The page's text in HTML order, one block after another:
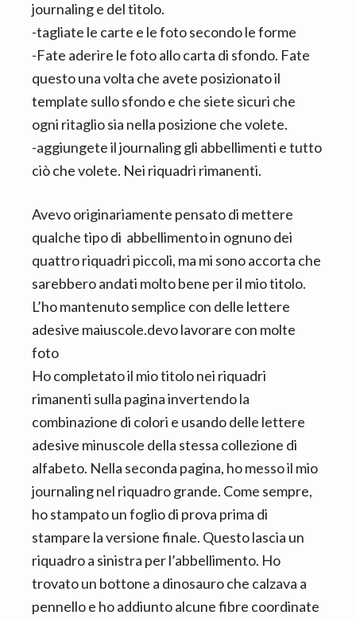
journaling e del titolo.
-tagliate le carte e le foto secondo le forme
-Fate aderire le foto allo carta di sfondo. Fate
questo una volta che avete posizionato il
template sullo sfondo e che siete sicuri che
ogni ritaglio sia nella posizione che volete.
-aggiungete il journaling gli abbellimenti e tutto
ciò che volete. Nei riquadri rimanenti.
Avevo originariamente pensato di mettere
qualche tipo di abbellimento in ognuno dei
quattro riquadri piccoli, ma mi sono accorta che
sarebbero andati molto bene per il mio titolo.
L’ho mantenuto semplice con delle lettere
adesive maiuscole.devo lavorare con molte
foto
Ho completato il mio titolo nei riquadri
rimanenti sulla pagina invertendo la
combinazione di colori e usando delle lettere
adesive minuscole della stessa collezione di
alfabeto. Nella seconda pagina, ho messo il mio
journaling nel riquadro grande. Come sempre,
ho stampato un foglio di prova prima di
stampare la versione finale. Questo lascia un
riquadro a sinistra per l’abbellimento. Ho
trovato un bottone a dinosauro che calzava a
pennello e ho addiunto alcune fibre coordinate